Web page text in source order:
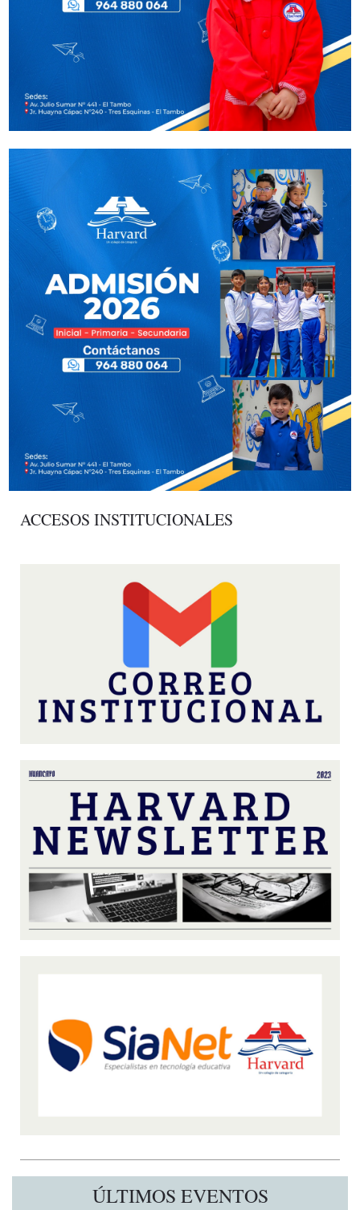
Contactar por WhatsApp
ACCESOS INSTITUCIONALES
Ingresar al correo
Ingresar a Harvard Newsletter
Ingresar a SiaNet
ÚLTIMOS EVENTOS